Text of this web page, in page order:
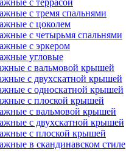
с террасой
с тремя спальнями
с цоколем
с четырьмя спальнями
с эркером
угловые
с вальмовой крышей
с двухскатной крышей
с односкатной крышей
с плоской крышей
с вальмовой крышей
с двухскатной крышей
с плоской крышей
в скандинавском стиле